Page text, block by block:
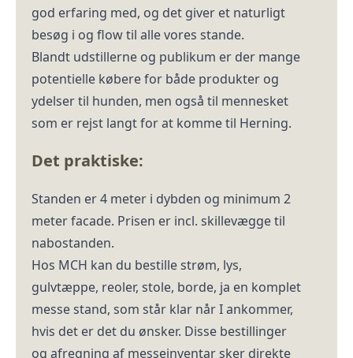
god erfaring med, og det giver et naturligt
besøg i og flow til alle vores stande.
Blandt udstillerne og publikum er der mange
potentielle købere for både produkter og
ydelser til hunden, men også til mennesket
som er rejst langt for at komme til Herning.
Det praktiske:
Standen er 4 meter i dybden og minimum 2
meter facade. Prisen er incl. skillevægge til
nabostanden.
Hos MCH kan du bestille strøm, lys,
gulvtæppe, reoler, stole, borde, ja en komplet
messe stand, som står klar når I ankommer,
hvis det er det du ønsker. Disse bestillinger
og afregning af messeinventar sker direkte